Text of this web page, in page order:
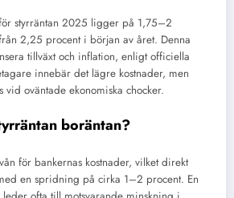
styrräntan 2025 ligger på 1,75–2
2,25 procent i början av året. Denna
tillväxt och inflation, enligt officiella
innebär det lägre kostnader, men
vid oväntade ekonomiska chocker.
boräntan?
för bankernas kostnader, vilket direkt
en spridning på cirka 1–2 procent. En